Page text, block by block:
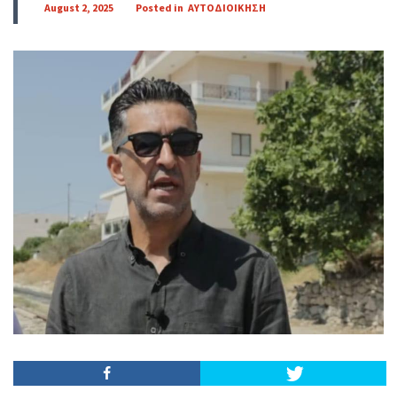
August 2, 2025 Posted in ΑΥΤΟΔΙΟΙΚΗΣΗ